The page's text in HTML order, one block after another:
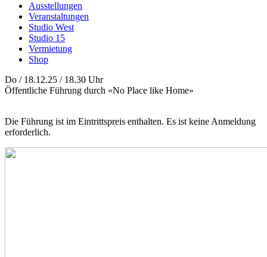
Ausstellungen
Veranstaltungen
Studio West
Studio 15
Vermietung
Shop
Do / 18.12.25 / 18.30 Uhr
Öffentliche Führung durch «No Place like Home»
Die Führung ist im Eintrittspreis enthalten. Es ist keine Anmeldung
erforderlich.